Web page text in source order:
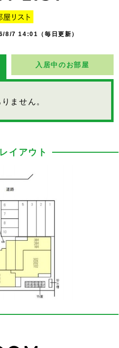
8/7 14:01（毎日更新）
入居中のお部屋
ません。
イアウト